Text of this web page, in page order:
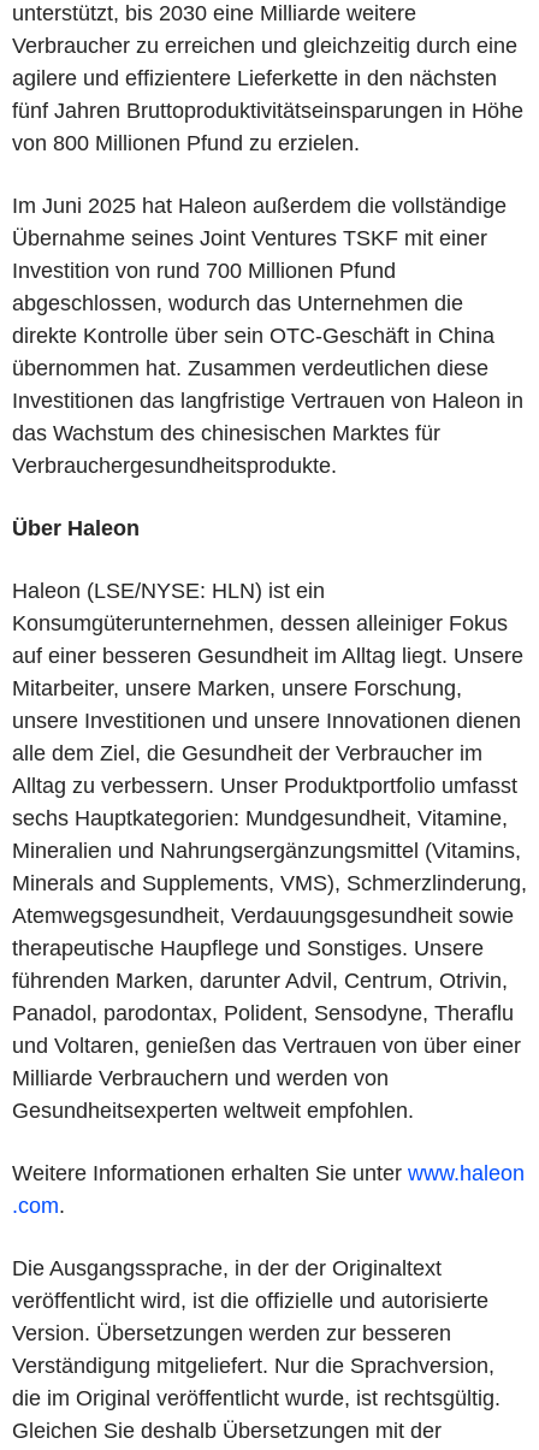
unterstützt, bis 2030 eine Milliarde weitere
Verbraucher zu erreichen und gleichzeitig durch eine
agilere und effizientere Lieferkette in den nächsten
fünf Jahren Bruttoproduktivitätseinsparungen in Höhe
von 800 Millionen Pfund zu erzielen.
Im Juni 2025 hat Haleon außerdem die vollständige
Übernahme seines Joint Ventures TSKF mit einer
Investition von rund 700 Millionen Pfund
abgeschlossen, wodurch das Unternehmen die
direkte Kontrolle über sein OTC-Geschäft in China
übernommen hat. Zusammen verdeutlichen diese
Investitionen das langfristige Vertrauen von Haleon in
das Wachstum des chinesischen Marktes für
Verbrauchergesundheitsprodukte.
Über Haleon
Haleon (LSE/NYSE: HLN) ist ein
Konsumgüterunternehmen, dessen alleiniger Fokus
auf einer besseren Gesundheit im Alltag liegt. Unsere
Mitarbeiter, unsere Marken, unsere Forschung,
unsere Investitionen und unsere Innovationen dienen
alle dem Ziel, die Gesundheit der Verbraucher im
Alltag zu verbessern. Unser Produktportfolio umfasst
sechs Hauptkategorien: Mundgesundheit, Vitamine,
Mineralien und Nahrungsergänzungsmittel (Vitamins,
Minerals and Supplements, VMS), Schmerzlinderung,
Atemwegsgesundheit, Verdauungsgesundheit sowie
therapeutische Haupflege und Sonstiges. Unsere
führenden Marken, darunter Advil, Centrum, Otrivin,
Panadol, parodontax, Polident, Sensodyne, Theraflu
und Voltaren, genießen das Vertrauen von über einer
Milliarde Verbrauchern und werden von
Gesundheitsexperten weltweit empfohlen.
Weitere Informationen erhalten Sie unter www.haleon
.com.
Die Ausgangssprache, in der der Originaltext
veröffentlicht wird, ist die offizielle und autorisierte
Version. Übersetzungen werden zur besseren
Verständigung mitgeliefert. Nur die Sprachversion,
die im Original veröffentlicht wurde, ist rechtsgültig.
Gleichen Sie deshalb Übersetzungen mit der